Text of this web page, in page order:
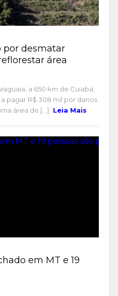
por desmatar
área
a 650 km de Cuiabá,
pagar R$ 308 mil por danos
área de [...]
Leia Mais
em MT e 19